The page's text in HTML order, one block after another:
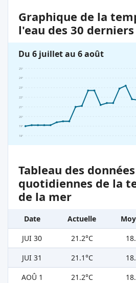
Graphique de la
l'eau des 30
Du 6 juillet au 6 août
18°
19°
20°
21°
22°
23°
24°
25°
Tableau des données
quotidiennes de la
de la mer
Date Actuelle
JUI 30
21.2°C
JUI 31
21.1°C
AOÛ 1
21.2°C